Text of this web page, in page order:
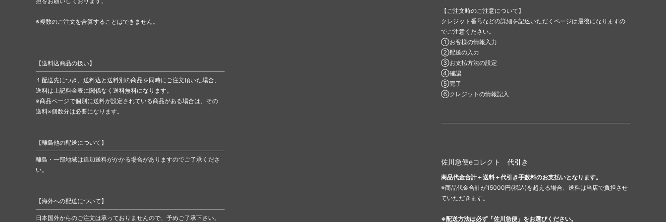
※複数のご注文を合算することはできません。
【送料込商品の扱い】
１配送先につき、送料込と送料別の商品を同時にご注文頂いた場合、
送料は上記料金表に関係なく送料無料になります。
※商品ページで個別に送料が設定されている商品がある場合は、その
送料×個数分は必要になります。
【離島他の配送について】
離島・一部地域は追加送料がかかる場合がありますのでご了承くださ
い。
【海外への配送について】
日本国外からのご注文は承っておりませんので、予めご了承下さい。
【ご注文時のご注意について】
クレジット番号などの詳細を記述いただくページは最後になりますの
でご注意ください。
①お客様の情報入力
②配送の入力
③お支払方法の設定
④確認
⑤完了
⑥クレジットの情報記入
佐川急便eコレクト 代引き
商品代金合計＋送料＋代引き手数料のお支払いとなります。
※商品代金合計が15000円(税込)を超える場合、送料は当店で負担させ
ていただきます。
※配送方法は必ず「佐川急便」をお選びください。